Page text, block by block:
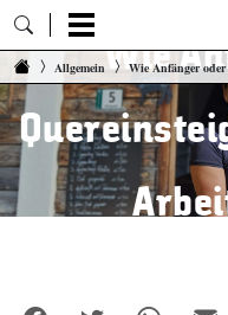
Zum Inhalt springen
Allgemein Wie Anfänger oder
Wie